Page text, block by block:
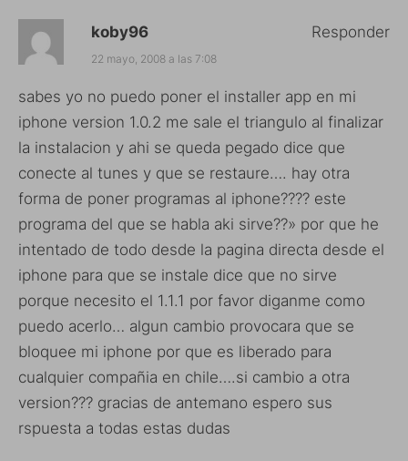
koby96
22 mayo, 2008 a las 7:08
sabes yo no puedo poner el installer app en mi
iphone version 1.0.2 me sale el triangulo al finalizar
la instalacion y ahi se queda pegado dice que
conecte al tunes y que se restaure…. hay otra
forma de poner programas al iphone???? este
programa del que se habla aki sirve??» por que he
intentado de todo desde la pagina directa desde el
iphone para que se instale dice que no sirve
porque necesito el 1.1.1 por favor diganme como
puedo acerlo… algun cambio provocara que se
bloquee mi iphone por que es liberado para
cualquier compañia en chile….si cambio a otra
version??? gracias de antemano espero sus
rspuesta a todas estas dudas
Responder